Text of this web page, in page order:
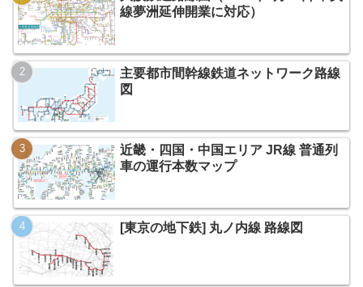
線夢洲延伸開業に対応）
主要都市間幹線鉄道ネットワーク路線
図
近畿・四国・中国エリア JR線 普通列
車の運行本数マップ
[東京の地下鉄] 丸ノ内線 路線図